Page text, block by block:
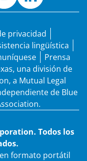
privacidad
lingüística
Prensa
una división de
a Mutual Legal
de Blue
Todos los
formato portátil